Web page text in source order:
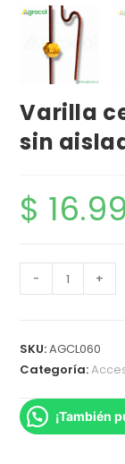
Varilla
sin
$
- +
SKU:AGCL060
Categoría:
¡También